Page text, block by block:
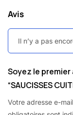
Avis
Il n’y a pas
Soyez le
“SAUCISSES
Votre adresse e-